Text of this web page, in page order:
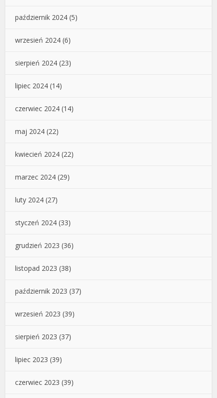
październik 2024 (5)
wrzesień 2024 (6)
sierpień 2024 (23)
lipiec 2024 (14)
czerwiec 2024 (14)
maj 2024 (22)
kwiecień 2024 (22)
marzec 2024 (29)
luty 2024 (27)
styczeń 2024 (33)
grudzień 2023 (36)
listopad 2023 (38)
październik 2023 (37)
wrzesień 2023 (39)
sierpień 2023 (37)
lipiec 2023 (39)
czerwiec 2023 (39)